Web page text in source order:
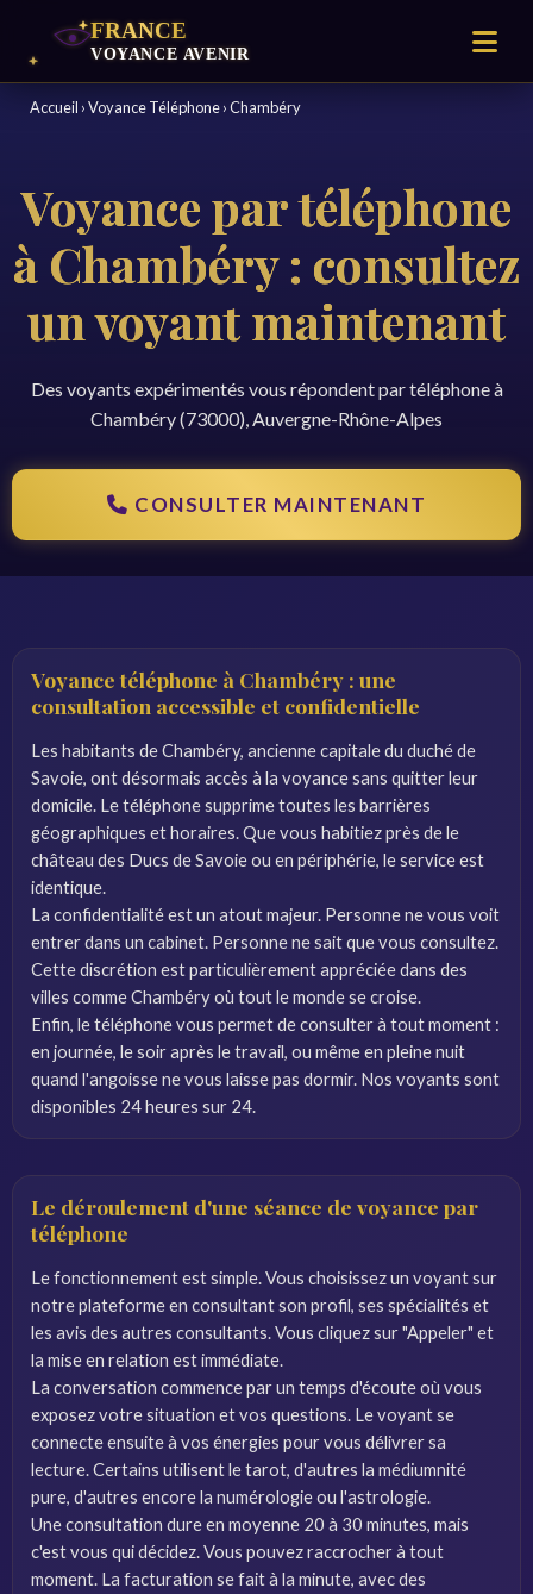
Accueil ›Voyance Téléphone›Chambéry
Voyance par téléphone
à Chambéry : consultez
un voyant maintenant
Des voyants expérimentés vous répondent par téléphone à
Chambéry (73000), Auvergne-Rhône-Alpes
CONSULTER MAINTENANT
Voyance téléphone à Chambéry : une
consultation accessible et confidentielle
Les habitants de Chambéry, ancienne capitale du duché de
Savoie, ont désormais accès à la voyance sans quitter leur
domicile. Le téléphone supprime toutes les barrières
géographiques et horaires. Que vous habitiez près de le
château des Ducs de Savoie ou en périphérie, le service est
identique.
La confidentialité est un atout majeur. Personne ne vous voit
entrer dans un cabinet. Personne ne sait que vous consultez.
Cette discrétion est particulièrement appréciée dans des
villes comme Chambéry où tout le monde se croise.
Enfin, le téléphone vous permet de consulter à tout moment :
en journée, le soir après le travail, ou même en pleine nuit
quand l'angoisse ne vous laisse pas dormir. Nos voyants sont
disponibles 24 heures sur 24.
Le déroulement d'une séance de voyance par
téléphone
Le fonctionnement est simple. Vous choisissez un voyant sur
notre plateforme en consultant son profil, ses spécialités et
les avis des autres consultants. Vous cliquez sur "Appeler" et
la mise en relation est immédiate.
La conversation commence par un temps d'écoute où vous
exposez votre situation et vos questions. Le voyant se
connecte ensuite à vos énergies pour vous délivrer sa
lecture. Certains utilisent le tarot, d'autres la médiumnité
pure, d'autres encore la numérologie ou l'astrologie.
Une consultation dure en moyenne 20 à 30 minutes, mais
c'est vous qui décidez. Vous pouvez raccrocher à tout
moment. La facturation se fait à la minute, avec des